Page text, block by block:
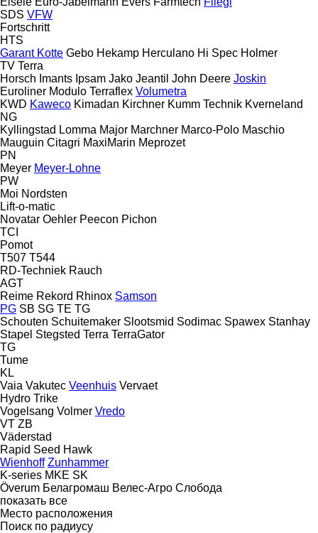
SDS VFW
Fortschritt
HTS
Garant Kotte Gebo Hekamp Herculano Hi Spec Holmer
TV Terra
Horsch Imants Ipsam Jako Jeantil John Deere Joskin
Euroliner Modulo Terraflex Volumetra
KWD Kaweco Kimadan Kirchner Kumm Technik Kverneland
NG
Kyllingstad Lomma Major Marchner Marco-Polo Maschio
Mauguin Citagri MaxiMarin Meprozet
PN
Meyer Meyer-Lohne
PW
Moi Nordsten
Lift-o-matic
Novatar Oehler Peecon Pichon
TCI
Pomot
T507 T544
RD-Techniek Rauch
AGT
Reime Rekord Rhinox Samson
PG SB SG TE TG
Schouten Schuitemaker Slootsmid Sodimac Spawex Stanhay
Stapel Stegsted Terra TerraGator
TG
Tume
KL
Vaia Vakutec Veenhuis Vervaet
Hydro Trike
Vogelsang Volmer Vredo
VT ZB
Väderstad
Rapid Seed Hawk
Wienhoff Zunhammer
K-series MKE SK
Överum Белагромаш Велес-Агро Слобода
показать все
Место расположения
Поиск по радиусу